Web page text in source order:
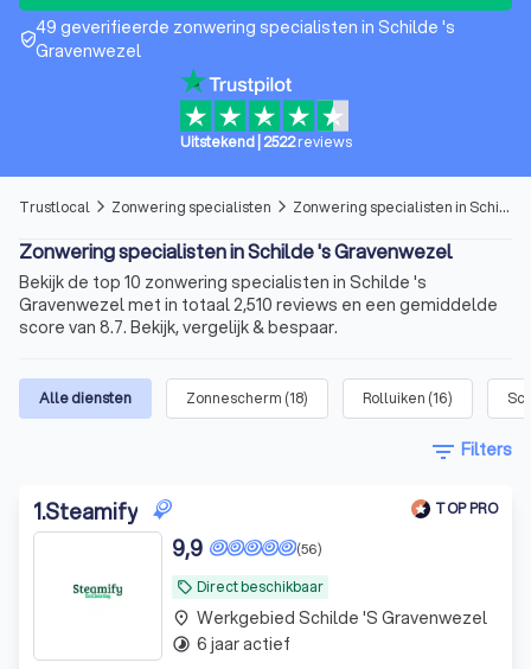
verified_user
49 geverifieerde zonwering specialisten in Schilde 's
Gravenwezel
Uitstekend| 2522 reviews
Trustlocal arrow_forward_ios Zonwering specialisten arrow_forward_ios Zonwering specialisten in Schilde 's Gravenwezel
Zonwering specialisten in Schilde 's Gravenwezel
Bekijk de top 10 zonwering specialisten in Schilde 's
Gravenwezel met in totaal 2,510 reviews en een gemiddelde
score van 8.7. Bekijk, vergelijk & bespaar.
Alle diensten Zonnescherm (18) Rolluiken (16)
filter_list Filters
1.Steamify TOP PRO
local_offer Direct beschikbaar
(56)
9,9
place Werkgebied Schilde 's Gravenwezel
timelapse 6 jaar actief